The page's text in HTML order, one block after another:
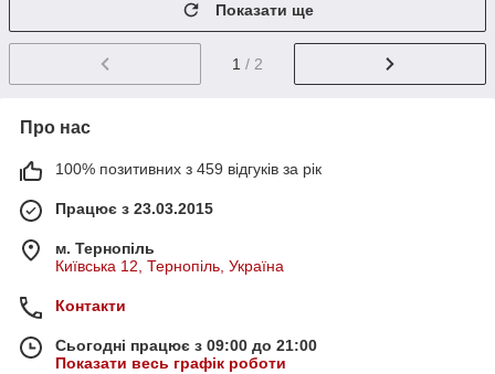
Показати ще
1 / 2
Про нас
100% позитивних з 459 відгуків за рік
Працює з 23.03.2015
м. Тернопіль
Київська 12, Тернопіль, Україна
Контакти
Сьогодні працює з 09:00 до 21:00
Показати весь графік роботи